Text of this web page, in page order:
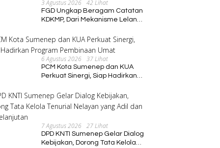
3 Agustus 2026 42 Lihat
FGD Ungkap Beragam Catatan
KDKMP, Dari Mekanisme Lelang
6 Agustus 2026 37 Lihat
PCM Kota Sumenep dan KUA
Perkuat Sinergi, Siap Hadirkan
7 Agustus 2026 27 Lihat
DPD KNTI Sumenep Gelar Dialog
Kebijakan, Dorong Tata Kelola